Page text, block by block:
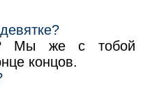
Мы же с тобой
концов.